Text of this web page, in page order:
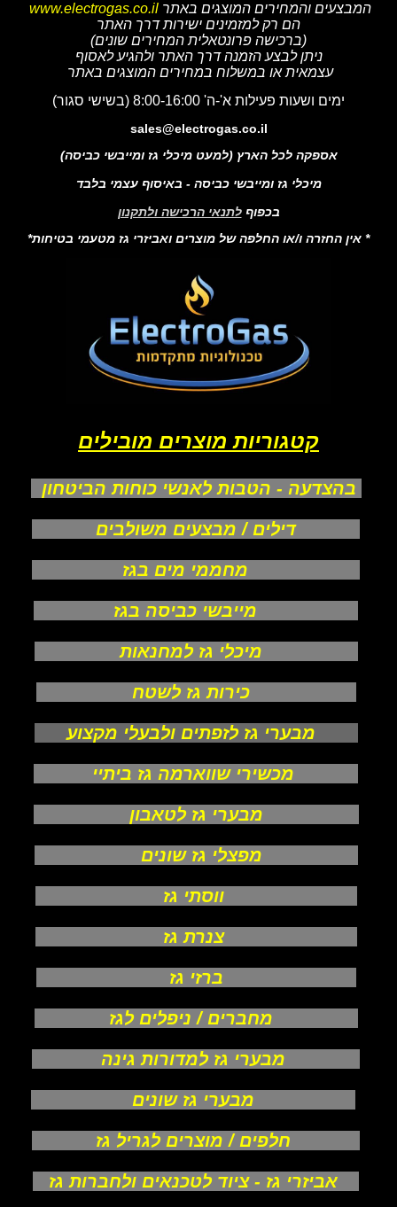
המבצעים והמחירים המוצגים באתר www.electrogas.co.il
הם רק למזמינים ישירות דרך האתר
(ברכישה פרונטאלית המחירים שונים)
ניתן לבצע הזמנה דרך האתר ולהגיע לאסוף
עצמאית או במשלוח במחירים המוצגים באתר
ימים ושעות פעילות א'-ה' 8:00-16:00 (בשישי סגור)
sales@electrogas.co.il
אספקה לכל הארץ (למעט מיכלי גז ומייבשי כביסה)
מיכלי גז ומייבשי כביסה - באיסוף עצמי בלבד
בכפוף לתנאי הרכישה ולתקנון
* אין החזרה ו/או החלפה של מוצרים ואביזרי גז מטעמי בטיחות*
קטגוריות מוצרים מובילים
בהצדעה - הטבות לאנשי כוחות הביטחון
דילים / מבצעים משולבים
מחממי מים בגז
מייבשי כביסה בגז
מיכלי גז למחנאות
כירות גז לשטח
מבערי גז לזפתים ולבעלי מקצוע
מכשירי שווארמה גז ביתיי
מבערי גז לטאבון
מפצלי גז שונים
ווסתי גז
צנרת גז
ברזי גז
מחברים / ניפלים לגז
מבערי גז למדורות גינה
מבערי גז שונים
חלפים / מוצרים לגריל גז
אביזרי גז - ציוד לטכנאים ולחברות גז